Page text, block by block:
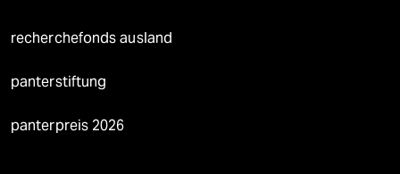
recherchefonds ausland
panterstiftung
panterpreis 2026